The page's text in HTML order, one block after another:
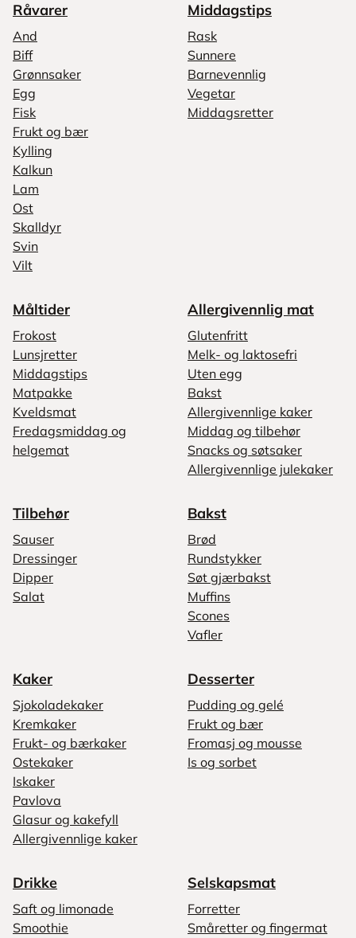
Råvarer
And
Biff
Grønnsaker
Egg
Fisk
Frukt og bær
Kylling
Kalkun
Lam
Ost
Skalldyr
Svin
Vilt
Middagstips
Rask
Sunnere
Barnevennlig
Vegetar
Middagsretter
Måltider
Frokost
Lunsjretter
Middagstips
Matpakke
Kveldsmat
Fredagsmiddag og
helgemat
Allergivennlig mat
Glutenfritt
Melk- og laktosefri
Uten egg
Bakst
Allergivennlige kaker
Middag og tilbehør
Snacks og søtsaker
Allergivennlige julekaker
Tilbehør
Sauser
Dressinger
Dipper
Salat
Bakst
Brød
Rundstykker
Søt gjærbakst
Muffins
Scones
Vafler
Kaker
Sjokoladekaker
Kremkaker
Frukt- og bærkaker
Ostekaker
Iskaker
Pavlova
Glasur og kakefyll
Allergivennlige kaker
Desserter
Pudding og gelé
Frukt og bær
Fromasj og mousse
Is og sorbet
Drikke
Saft og limonade
Smoothie
Selskapsmat
Forretter
Småretter og fingermat